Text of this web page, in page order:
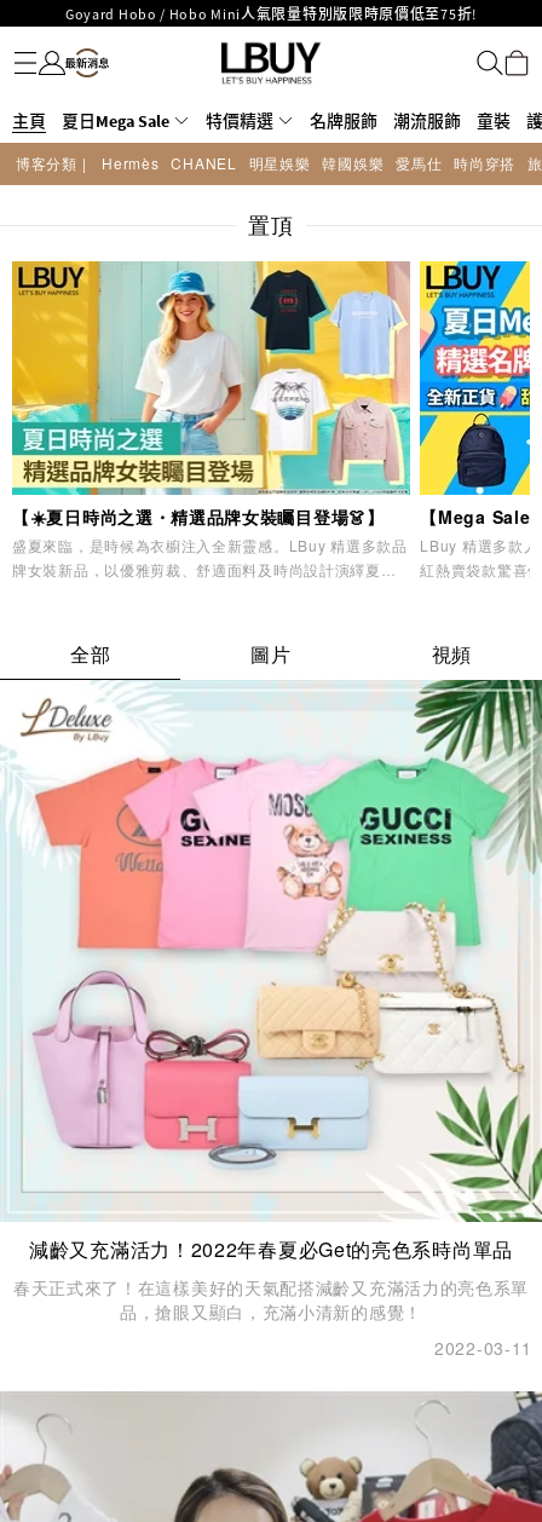
Goyard Hobo / Hobo Mini人氣限量特別版限時原價低至75折!
LBuy呈獻 - Hermès 及 Chanel 手袋及首飾原價低至6折，立即入手!
LBuy Nintendo Switch / Nintendo Switch 2 正規商品零售店登陸MOKO 4樓
重要通告：銀行轉帳及轉數快付款注意事項
購物滿HKD500即享免運費！
LBuy獲香港知識產權署頒發2026《正版正貨承諾》商標
名牌服飾
潮流服飾
童裝
護膚美妝
香水香薰
個人護理
母嬰護理
遊戲及精品玩具
文儀用品
家居生活
電子產品
美食
醫藥保健
運動與戶外用品
主頁 夏日Mega Sale 特價精選 名牌服飾 潮流服飾 童裝
博客分類 | Hermès CHANEL 明星娛樂 韓國娛樂 愛馬仕 時尚穿搭
置頂
【☀️夏日時尚之選・精選品牌女裝矚目登場👗】
盛夏來臨，是時候為衣櫥注入全新靈感。LBuy 精選多款品
牌女裝新品，以優雅剪裁、舒適面料及時尚設計演繹夏日
【Mega
LBuy 精選多款
紅熱賣袋款驚喜
全部 圖片 視頻
減齡又充滿活力！2022年春夏必Get的亮色系時尚單品
春天正式來了！在這樣美好的天氣配搭減齡又充滿活力的亮色系單
品，搶眼又顯白，充滿小清新的感覺！
2022-03-11